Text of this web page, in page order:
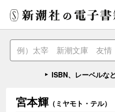
ISBN、レーベルな
宮本輝 （ミヤモト・テル）